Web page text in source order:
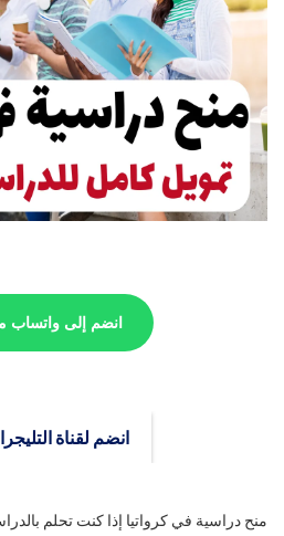
انضم إلى واتساب
انضم لقناة
منح دراسية في كرواتيا إذا كنت تحلم